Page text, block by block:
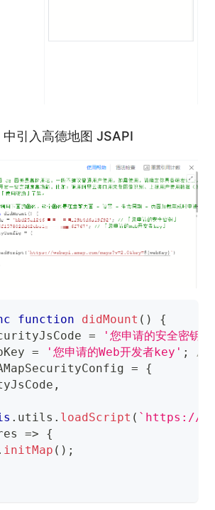
引入高德地图 JSAPI
function didMount ( )
{
= '您申请的安全密钥'
= '您申请的Web开发者key' ;
//
=
{
,
. utils . loadScript ( ` https://
=>
{
initMap ( ) ;